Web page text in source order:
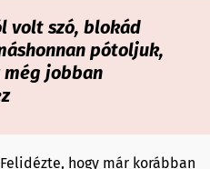
volt szó, blokád
pótoljuk,
még jobban
hogy már korábban